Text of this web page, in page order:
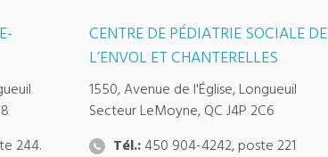
244.
CENTRE DE PÉDIATRIE SOCIALE DE
L’ENVOL ET CHANTERELLES
1550, Avenue de l'Église, Longueuil
Secteur LeMoyne, QC J4P 2C6
Tél.: 450 904-4242, poste 221